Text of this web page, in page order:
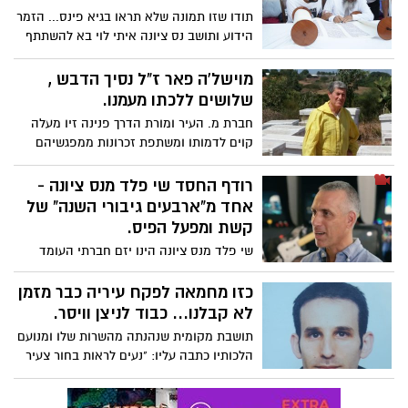
קולטים גם חיילים על הרצף האוטיסטי
להכשרות.
תודו שזו תמונה שלא תראו בגיא פינס... הזמר
הידוע ותושב נס ציונה איתי לוי בא להשתתף
בשמחת הכנסת ספר תורה בבית מש' גולי
נועם ואילנית ואפילו זכה לכתוב אחת
האותיות המסיימות...
מוישל'ה פאר ז"ל נסיך הדבש ,
שלושים ללכתו מעמנו.
חברת מ. העיר ומורת הדרך פנינה זיו מעלה
קוים לדמותו ומשתפת זכרונות ממפגשיהם
המרתקים, כמו באותו אחר צהרים של יום
שישי ב"משעול הדבוראים" או כפי שמויש'ה
כינה את הפינה רבת הקסם, "הפרדס".
רודף החסד שי פלד מנס ציונה -
אחד מ"ארבעים גיבורי השנה" של
קשת ומפעל הפיס.
שי פלד מנס ציונה הינו יזם חברתי העומד
מאחרי סידרת מיזמי העזרה ההדדית:
"מלאכים על גלגלים" "מלאכים מבשלים"
ו"מלאכים מגשימים חלום".. בהם כבר למעלה
תקציבים חיצוניים ובלי מינהלות מסובכות...
השבוע נבחר להיות אחד מ"ארבעים גיבורי
השנה" של "קשת" ומפעל הפיס. את סיפורו
המרגש תוכלו לקרוא בהמשך ואף לצפות
כזו מחמאה לפקח עיריה כבר מזמן
לא קבלנו... כבוד לניצן וויסר.
תושבת מקומית שנהנתה מהשרות שלו ומנועם
הלכותיו כתבה עליו: "נעים לראות בחור צעיר
ששומר על הסדר תוך כדי חיוך ונועם הליכות.
ומשיג את המטרות באופן משביע רצון. יישר